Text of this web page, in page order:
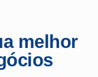
melhor